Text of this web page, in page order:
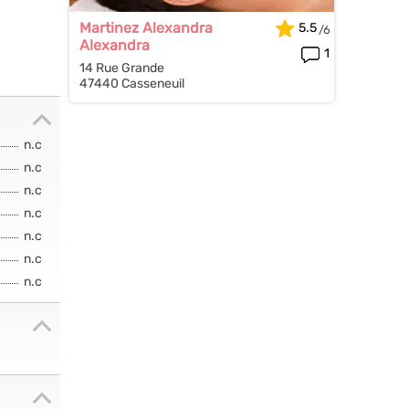
n.c
n.c
n.c
n.c
n.c
n.c
n.c
Martinez Alexandra
Alexandra
14 Rue Grande
47440 Casseneuil
5.5
1